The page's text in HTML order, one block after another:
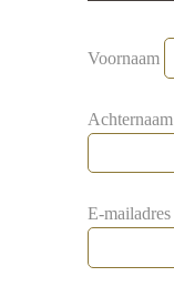
Voornaam
Achternaam
E-mailadres